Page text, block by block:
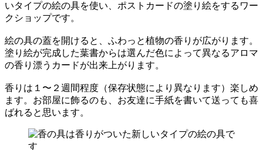
いタイプの絵の具を使い、ポストカードの塗り絵をするワー
クショップです。
絵の具の蓋を開けると、ふわっと植物の香りが広がります。
塗り絵が完成した葉書からは選んだ色によって異なるアロマ
の香り漂うカードが出来上がります。
香りは１〜２週間程度（保存状態により異なります）楽しめ
ます。お部屋に飾るのも、お友達に手紙を書いて送っても喜
ばれると思います。